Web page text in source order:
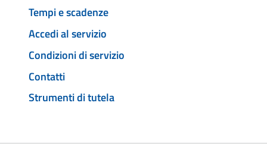
Tempi e scadenze
Accedi al servizio
Condizioni di servizio
Contatti
Strumenti di tutela